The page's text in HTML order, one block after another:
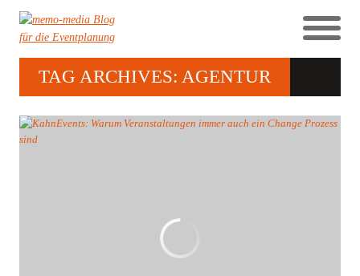
TAG ARCHIVES: AGENTUR